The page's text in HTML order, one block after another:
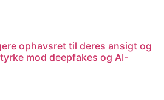
ophavsret til deres ansigt og
mod deepfakes og AI-